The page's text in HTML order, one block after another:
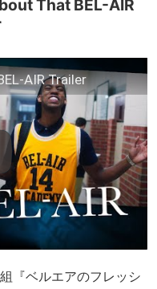
That BEL-AIR
AIR Trailer
『ベルエアのフレッシ